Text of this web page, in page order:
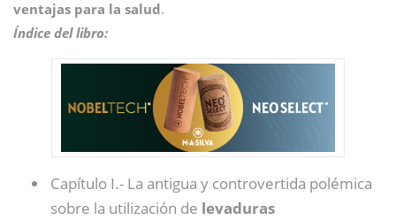
ventajas para la salud.
Índice del libro:
Capítulo I.- La antigua y controvertida polémica
sobre la utilización de levaduras